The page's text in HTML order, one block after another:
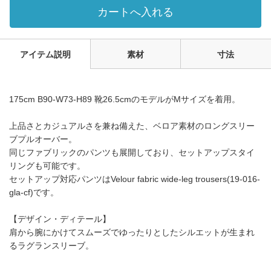
カートへ入れる
アイテム説明 素材 寸法
175cm B90-W73-H89 靴26.5cmのモデルがMサイズを着用。
上品さとカジュアルさを兼ね備えた、ベロア素材のロングスリー
ブプルオーバー。
同じファブリックのパンツも展開しており、セットアップスタイ
リングも可能です。
セットアップ対応パンツはVelour fabric wide-leg trousers(19-016-
gla-cf)です。
【デザイン・ディテール】
肩から腕にかけてスムーズでゆったりとしたシルエットが生まれ
るラグランスリーブ。